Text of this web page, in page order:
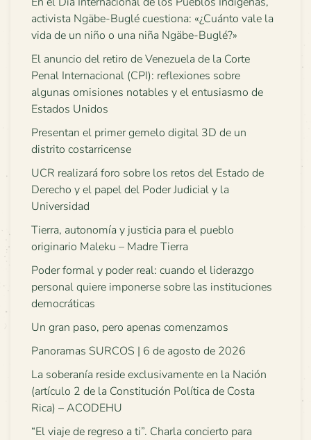
activista Ngäbe-Buglé cuestiona: «¿Cuánto vale la
vida de un niño o una niña Ngäbe-Buglé?»
El anuncio del retiro de Venezuela de la Corte
Penal Internacional (CPI): reflexiones sobre
algunas omisiones notables y el entusiasmo de
Estados Unidos
Presentan el primer gemelo digital 3D de un
distrito costarricense
UCR realizará foro sobre los retos del Estado de
Derecho y el papel del Poder Judicial y la
Universidad
Tierra, autonomía y justicia para el pueblo
originario Maleku – Madre Tierra
Poder formal y poder real: cuando el liderazgo
personal quiere imponerse sobre las instituciones
democráticas
Un gran paso, pero apenas comenzamos
Panoramas SURCOS | 6 de agosto de 2026
La soberanía reside exclusivamente en la Nación
(artículo 2 de la Constitución Política de Costa
Rica) – ACODEHU
“El viaje de regreso a ti”. Charla concierto para